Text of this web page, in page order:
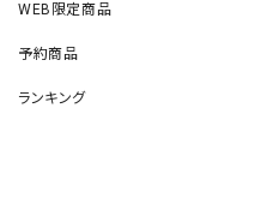
WEB限定商品
予約商品
ランキング